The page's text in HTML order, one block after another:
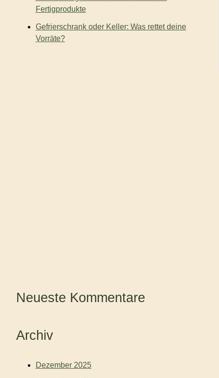
Fertigprodukte
Gefrierschrank oder Keller: Was rettet deine
Vorräte?
Neueste Kommentare
Archiv
Dezember 2025